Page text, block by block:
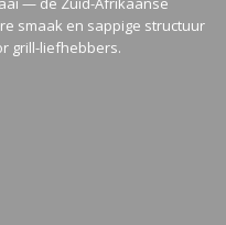
smaak en sappige structuur
grill-liefhebbers.